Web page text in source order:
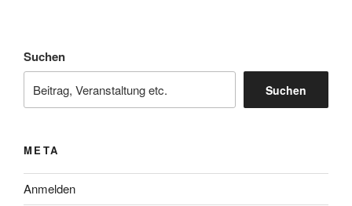
Suchen
Suchen
META
Anmelden